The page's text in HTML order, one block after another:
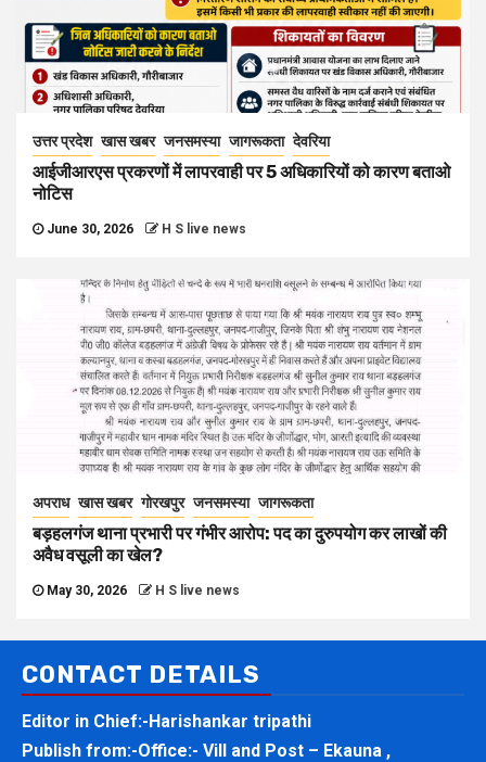
उत्तर प्रदेश खास खबर जनसमस्या जागरूकता देवरिया
आईजीआरएस प्रकरणों में लापरवाही पर 5 अधिकारियों को कारण बताओ
नोटिस
June 30, 2026 H S live news
अपराध खास खबर गोरखपुर जनसमस्या जागरूकता
बड़हलगंज थाना प्रभारी पर गंभीर आरोप: पद का दुरुपयोग कर लाखों की
अवैध वसूली का खेल?
May 30, 2026 H S live news
CONTACT DETAILS
Editor in Chief:-Harishankar tripathi
Publish from:-Office:- Vill and Post – Ekauna ,